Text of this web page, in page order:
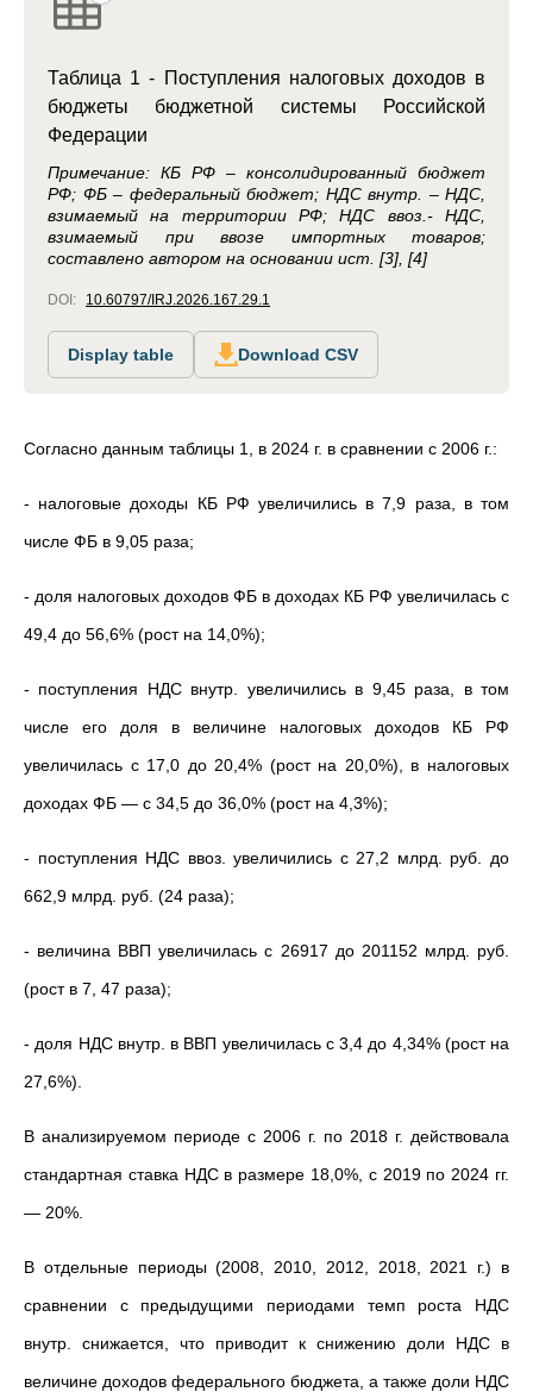
Таблица 1 - Поступления налоговых доходов в
бюджеты бюджетной системы Российской
Федерации
Примечание: КБ РФ – консолидированный бюджет
РФ; ФБ – федеральный бюджет; НДС внутр. – НДС,
взимаемый на территории РФ; НДС ввоз.- НДС,
взимаемый при ввозе импортных товаров;
составлено автором на основании ист. [3], [4]
DOI: 10.60797/IRJ.2026.167.29.1
Display table Download CSV
Согласно данным таблицы 1, в 2024 г. в сравнении с 2006 г.:
- налоговые доходы КБ РФ увеличились в 7,9 раза, в том
числе ФБ в 9,05 раза;
- доля налоговых доходов ФБ в доходах КБ РФ увеличилась с
49,4 до 56,6% (рост на 14,0%);
- поступления НДС внутр. увеличились в 9,45 раза, в том
числе его доля в величине налоговых доходов КБ РФ
увеличилась с 17,0 до 20,4% (рост на 20,0%), в налоговых
доходах ФБ — с 34,5 до 36,0% (рост на 4,3%);
- поступления НДС ввоз. увеличились с 27,2 млрд. руб. до
662,9 млрд. руб. (24 раза);
- величина ВВП увеличилась с 26917 до 201152 млрд. руб.
(рост в 7, 47 раза);
- доля НДС внутр. в ВВП увеличилась с 3,4 до 4,34% (рост на
27,6%).
В анализируемом периоде с 2006 г. по 2018 г. действовала
стандартная ставка НДС в размере 18,0%, с 2019 по 2024 гг.
— 20%.
В отдельные периоды (2008, 2010, 2012, 2018, 2021 г.) в
сравнении с предыдущими периодами темп роста НДС
внутр. снижается, что приводит к снижению доли НДС в
величине доходов федерального бюджета, а также доли НДС